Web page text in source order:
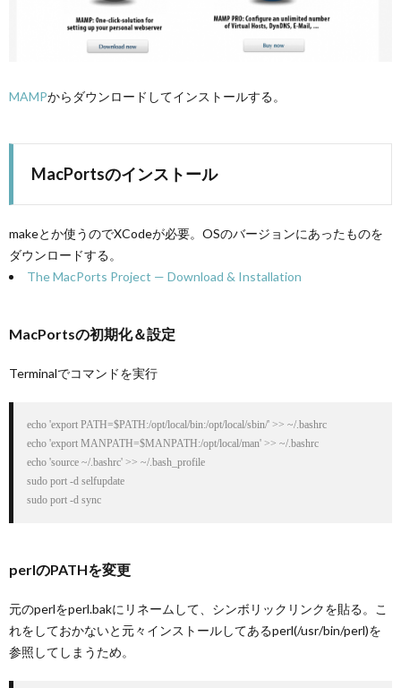
MAMPからダウンロードしてインストールする。
MacPortsのインストール
makeとか使うのでXCodeが必要。OSのバージョンにあったものを
ダウンロードする。
The MacPorts Project — Download & Installation
MacPortsの初期化＆設定
Terminalでコマンドを実行
echo 'export PATH=$PATH:/opt/local/bin:/opt/local/sbin/' >> ~/.bashrc
echo 'export MANPATH=$MANPATH:/opt/local/man' >> ~/.bashrc
echo 'source ~/.bashrc' >> ~/.bash_profile
sudo port -d selfupdate
sudo port -d sync
perlのPATHを変更
元のperlをperl.bakにリネームして、シンボリックリンクを貼る。こ
れをしておかないと元々インストールしてあるperl(/usr/bin/perl)を
参照してしまうため。